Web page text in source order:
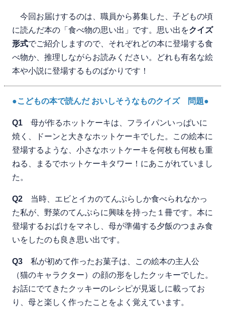
今回お届けするのは、職員から募集した、子どもの頃
に読んだ本の「食べ物の思い出」です。思い出をクイズ
形式でご紹介しますので、それぞれどの本に登場する食
べ物か、推理しながらお読みください。どれも有名な絵
本や小説に登場するものばかりです！
●こどもの本で読んだ おいしそうなものクイズ 問題●
Q1 母が作るホットケーキは、フライパンいっぱいに
焼く、ドーンと大きなホットケーキでした。この絵本に
登場するような、小さなホットケーキを何枚も何枚も重
ねる、まるでホットケーキタワー！にあこがれていまし
た。
Q2 当時、エビとイカのてんぷらしか食べられなかっ
た私が、野菜のてんぷらに興味を持った１冊です。本に
登場するおばけをマネし、母が準備する夕飯のつまみ食
いをしたのも良き思い出です。
Q3 私が初めて作ったお菓子は、この絵本の主人公
（猫のキャラクター）の顔の形をしたクッキーでした。
お話にでてきたクッキーのレシピが見返しに載ってお
り、母と楽しく作ったことをよく覚えています。